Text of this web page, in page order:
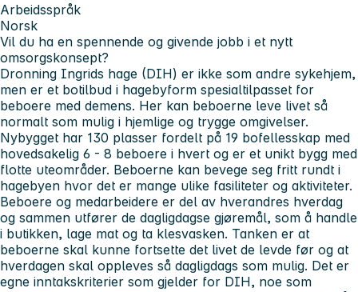
Arbeidsspråk
Norsk
Vil du ha en spennende og givende jobb i et nytt
omsorgskonsept?
Dronning Ingrids hage (DIH) er ikke som andre sykehjem,
men er et botilbud i hagebyform spesialtilpasset for
beboere med demens. Her kan beboerne leve livet så
normalt som mulig i hjemlige og trygge omgivelser.
Nybygget har 130 plasser fordelt på 19 bofellesskap med
hovedsakelig 6 - 8 beboere i hvert og er et unikt bygg med
flotte uteområder. Beboerne kan bevege seg fritt rundt i
hagebyen hvor det er mange ulike fasiliteter og aktiviteter.
Beboere og medarbeidere er del av hverandres hverdag
og sammen utfører de dagligdagse gjøremål, som å handle
i butikken, lage mat og ta klesvasken. Tanken er at
beboerne skal kunne fortsette det livet de levde før og at
hverdagen skal oppleves så dagligdags som mulig. Det er
egne inntakskriterier som gjelder for DIH, noe som